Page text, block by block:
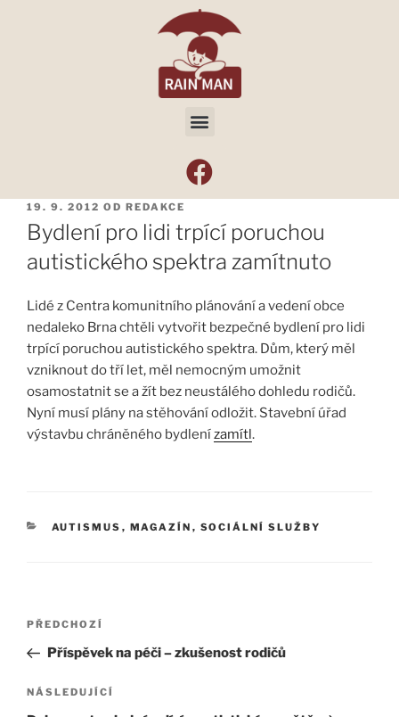
19. 9. 2012 OD REDAKCE
Bydlení pro lidi trpící poruchou
autistického spektra zamítnuto
Lidé z Centra komunitního plánování a vedení obce
nedaleko Brna chtěli vytvořit bezpečné bydlení pro lidi
trpící poruchou autistického spektra. Dům, který měl
vzniknout do tří let, měl nemocným umožnit
osamostatnit se a žít bez neustálého dohledu rodičů.
Nyní musí plány na stěhování odložit. Stavební úřad
výstavbu chráněného bydlenízamítl.
AUTISMUS , MAGAZÍN , SOCIÁLNÍ SLUŽBY
PŘEDCHOZÍ
Příspěvek na péči – zkušenost rodičů
NÁSLEDUJÍCÍ